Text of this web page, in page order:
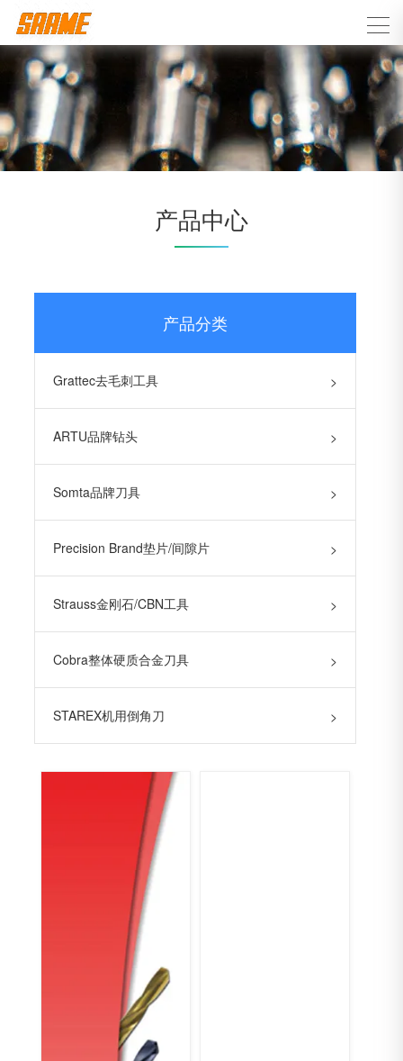
产品中心
产品分类
Grattec去毛刺工具 >
ARTU品牌钻头 >
Somta品牌刀具 >
Precision Brand垫片/间隙片 >
Strauss金刚石/CBN工具 >
Cobra整体硬质合金刀具 >
STAREX机用倒角刀 >